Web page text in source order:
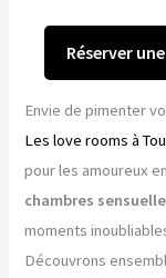
Réserver
Envie de pimenter
Les love rooms à
pour les amoureux
chambres
moments
Découvrons